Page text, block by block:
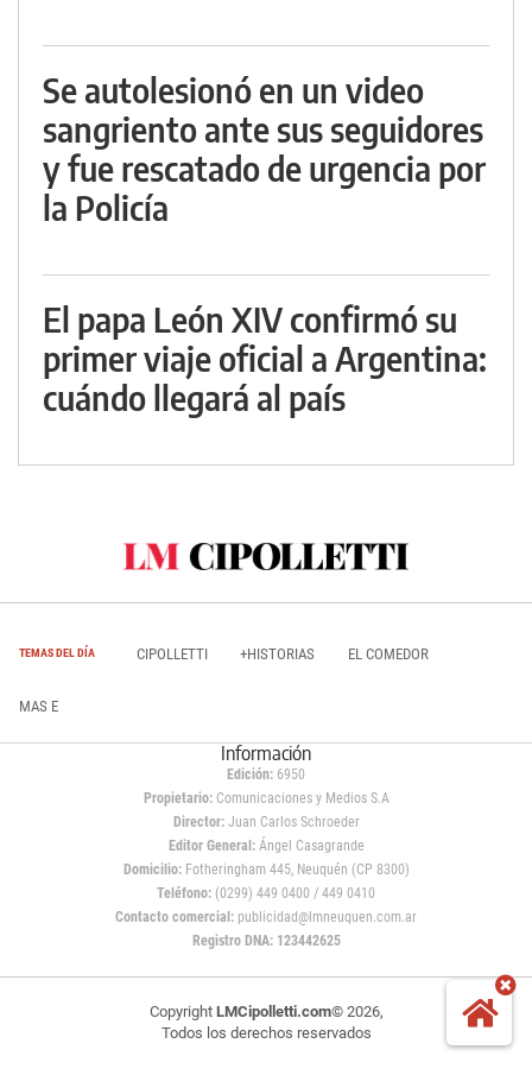
Se autolesionó en un video
sangriento ante sus seguidores
y fue rescatado de urgencia por
la Policía
El papa León XIV confirmó su
primer viaje oficial a Argentina:
cuándo llegará al país
TEMAS DEL DÍA CIPOLLETTI +HISTORIAS EL COMEDOR
MAS E
Información
Edición: 6950
Propietario:Comunicaciones y Medios S.A
Director: Juan Carlos Schroeder
Editor General:Ángel Casagrande
Domicilio:Fotheringham 445, Neuquén (CP 8300)
Teléfono: (0299) 449 0400 / 449 0410
Contacto comercial: publicidad@lmneuquen.com.ar
Registro DNA: 123442625
Copyright LMCipolletti.com© 2026,
Todos los derechos reservados